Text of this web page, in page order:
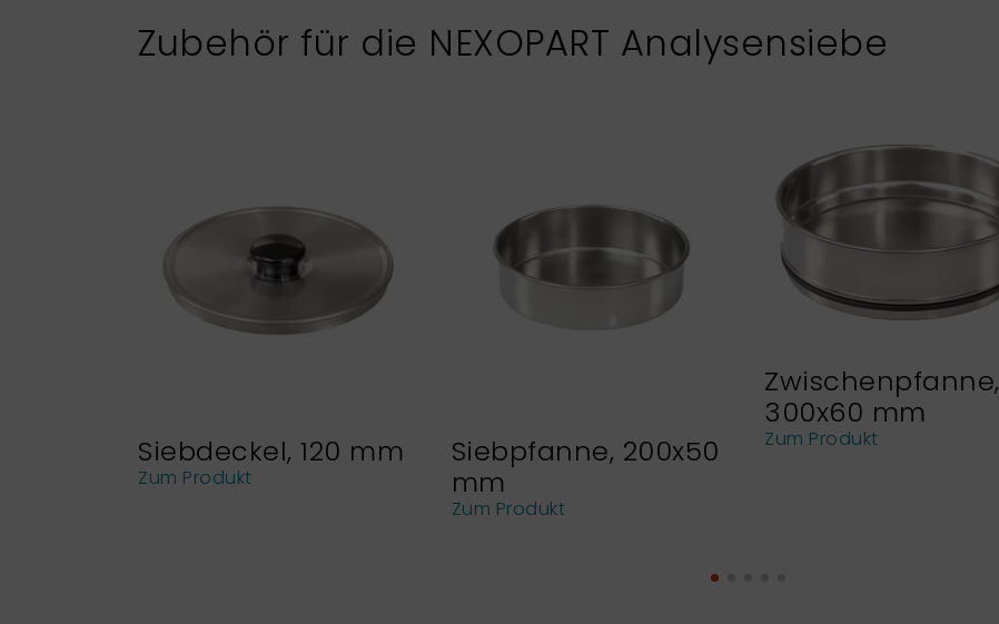
Zubehör für die NEXOPART Analysensiebe
Siebdeckel, 120 mm
Zum Produkt
Siebpfanne, 200x50
mm
Zum Produkt
Zwischenpfanne,
300x60 mm
Zum Produkt